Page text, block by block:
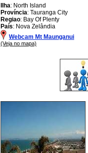
Ilha: North Island
Província: Tauranga City
Regiao: Bay Of Plenty
País: Nova Zelândia
Webcam Mt Maunganui
(Veja no mapa)